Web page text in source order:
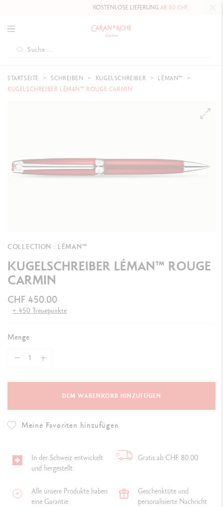
KOSTENLOSE LIEFERUNGAB 80 CHF.
STARTSEITE SCHREIBEN KUGELSCHREIBER
LÉMAN™
KUGELSCHREIBER LÉMAN™ ROUGE CARMIN
COLLECTION : LÉMAN™
KUGELSCHREIBER LÉMAN™ ROUGE
CARMIN
CHF 450.00
+ 450 Treuepunkte
Menge
DEM WARENKORB HINZUFÜGEN
Meine Favoriten hinzufügen
In der Schweiz entwickelt
und hergestellt
Gratis ab CHF 80.00
Alle unsere Produkte haben
eine Garantie.
Geschenktüte und
personalisierte Nachricht